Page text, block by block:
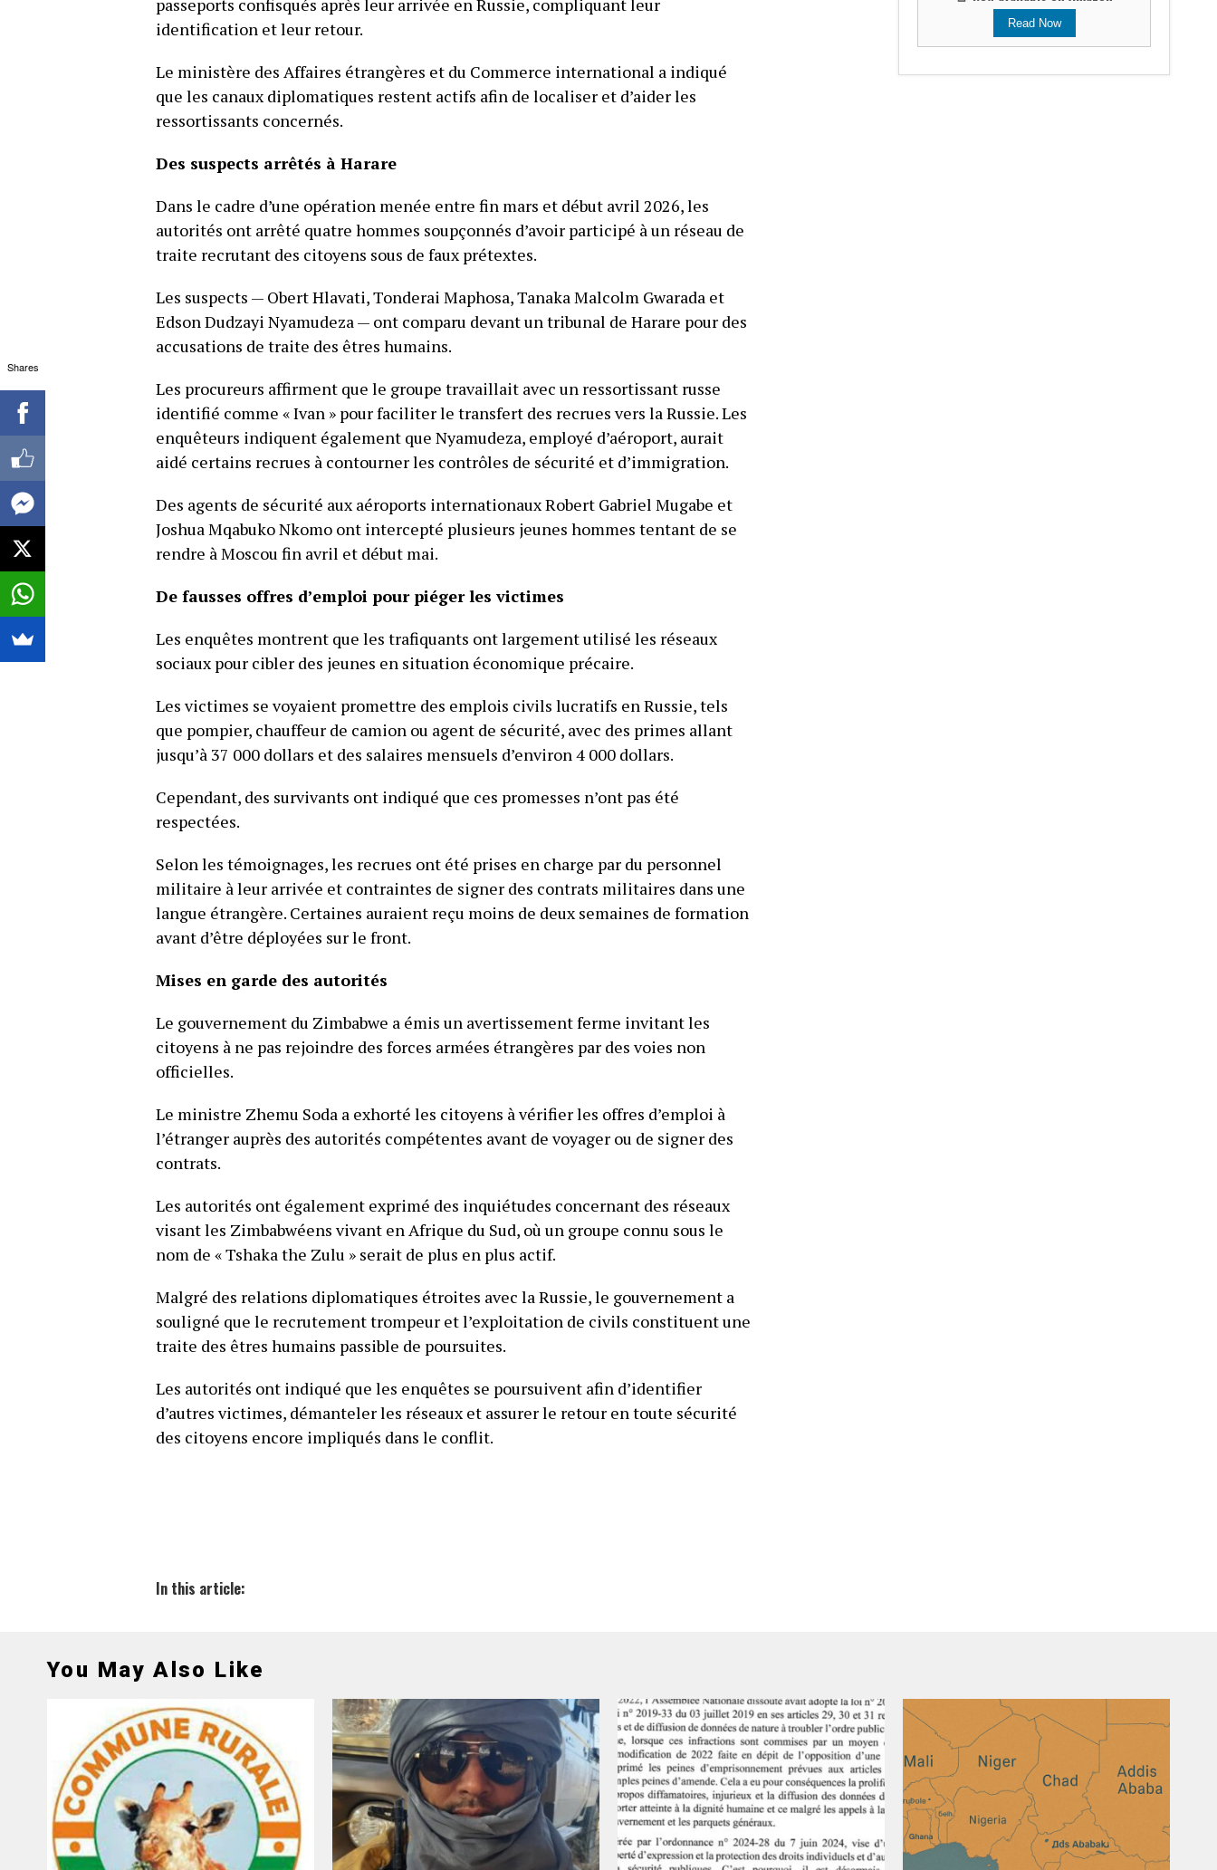
passeports confisqués après leur arrivée en Russie, compliquant leur
identification et leur retour.
Le ministère des Affaires étrangères et du Commerce international a indiqué
que les canaux diplomatiques restent actifs afin de localiser et d’aider les
ressortissants concernés.
Des suspects arrêtés à Harare
Dans le cadre d’une opération menée entre fin mars et début avril 2026, les
autorités ont arrêté quatre hommes soupçonnés d’avoir participé à un réseau de
traite recrutant des citoyens sous de faux prétextes.
Les suspects — Obert Hlavati, Tonderai Maphosa, Tanaka Malcolm Gwarada et
Edson Dudzayi Nyamudeza — ont comparu devant un tribunal de Harare pour des
accusations de traite des êtres humains.
Les procureurs affirment que le groupe travaillait avec un ressortissant russe
identifié comme « Ivan » pour faciliter le transfert des recrues vers la Russie. Les
enquêteurs indiquent également que Nyamudeza, employé d’aéroport, aurait
aidé certains recrues à contourner les contrôles de sécurité et d’immigration.
Des agents de sécurité aux aéroports internationaux Robert Gabriel Mugabe et
Joshua Mqabuko Nkomo ont intercepté plusieurs jeunes hommes tentant de se
rendre à Moscou fin avril et début mai.
De fausses offres d’emploi pour piéger les victimes
Les enquêtes montrent que les trafiquants ont largement utilisé les réseaux
sociaux pour cibler des jeunes en situation économique précaire.
Les victimes se voyaient promettre des emplois civils lucratifs en Russie, tels
que pompier, chauffeur de camion ou agent de sécurité, avec des primes allant
jusqu’à 37 000 dollars et des salaires mensuels d’environ 4 000 dollars.
Cependant, des survivants ont indiqué que ces promesses n’ont pas été
respectées.
Selon les témoignages, les recrues ont été prises en charge par du personnel
militaire à leur arrivée et contraintes de signer des contrats militaires dans une
langue étrangère. Certaines auraient reçu moins de deux semaines de formation
avant d’être déployées sur le front.
Mises en garde des autorités
Le gouvernement du Zimbabwe a émis un avertissement ferme invitant les
citoyens à ne pas rejoindre des forces armées étrangères par des voies non
officielles.
Le ministre Zhemu Soda a exhorté les citoyens à vérifier les offres d’emploi à
l’étranger auprès des autorités compétentes avant de voyager ou de signer des
contrats.
Les autorités ont également exprimé des inquiétudes concernant des réseaux
visant les Zimbabwéens vivant en Afrique du Sud, où un groupe connu sous le
nom de « Tshaka the Zulu » serait de plus en plus actif.
Malgré des relations diplomatiques étroites avec la Russie, le gouvernement a
souligné que le recrutement trompeur et l’exploitation de civils constituent une
traite des êtres humains passible de poursuites.
Les autorités ont indiqué que les enquêtes se poursuivent afin d’identifier
d’autres victimes, démanteler les réseaux et assurer le retour en toute sécurité
des citoyens encore impliqués dans le conflit.
In this article:
Read Now
You May Also Like
Shares